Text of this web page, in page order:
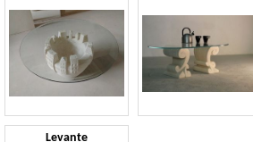
Levante